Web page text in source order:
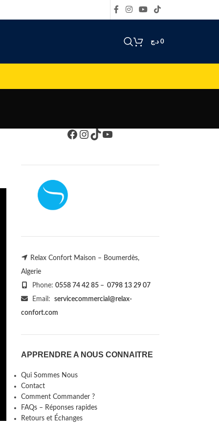
0 د.ج
Relax Confort Maison – Boumerdès,
Algerie
Phone: 0558 74 42 85– 0798 13 29 07
Email: servicecommercial@relax-
confort.com
APPRENDRE A NOUS CONNAITRE
Qui Sommes Nous
Contact
Comment Commander ?
FAQs – Réponses rapides
Retours et Échanges